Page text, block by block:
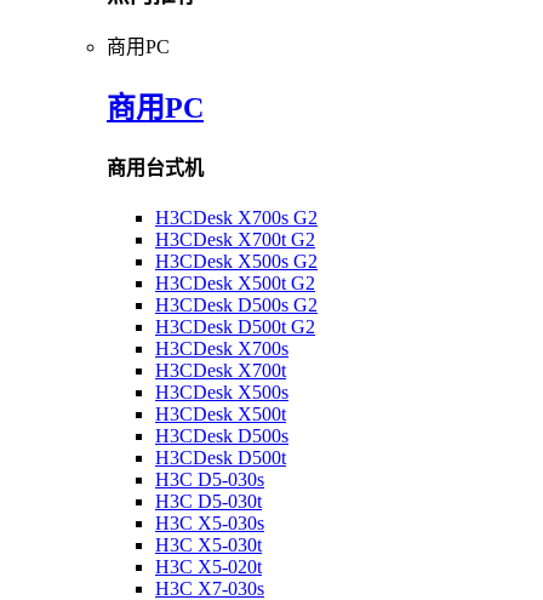
商用PC
商用PC
商用台式机
H3CDesk X700s G2
H3CDesk X700t G2
H3CDesk X500s G2
H3CDesk X500t G2
H3CDesk D500s G2
H3CDesk D500t G2
H3CDesk X700s
H3CDesk X700t
H3CDesk X500s
H3CDesk X500t
H3CDesk D500s
H3CDesk D500t
H3C D5-030s
H3C D5-030t
H3C X5-030s
H3C X5-030t
H3C X5-020t
H3C X7-030s